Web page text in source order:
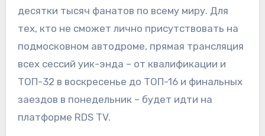
десятки тысяч фанатов по всему миру. Для
тех, кто не сможет лично присутствовать на
подмосковном автодроме, прямая трансляция
всех сессий уик-энда – от квалификации и
ТОП-32 в воскресенье до ТОП-16 и финальных
заездов в понедельник – будет идти на
платформе RDS TV.